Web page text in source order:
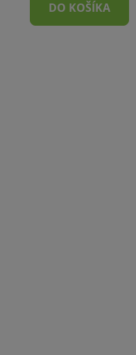
DO KOŠÍKA